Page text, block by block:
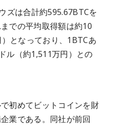
ズは合計約595.67BTCを
での平均取得額は約10
となっており、1BTCあ
ル（約1,511万円）との
初めてビットコインを財
業である。同社が前回